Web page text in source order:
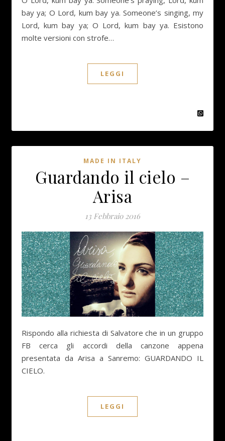
bay ya; O Lord, kum bay ya. Someone’s singing, my
Lord, kum bay ya; O Lord, kum bay ya. Esistono
molte versioni con strofe…
LEGGI
MADE IN ITALY
Guardando il cielo –
Arisa
13 Febbraio 2016
Rispondo alla richiesta di Salvatore che in un gruppo
FB cerca gli accordi della canzone appena
presentata da Arisa a Sanremo: GUARDANDO IL
CIELO.
LEGGI